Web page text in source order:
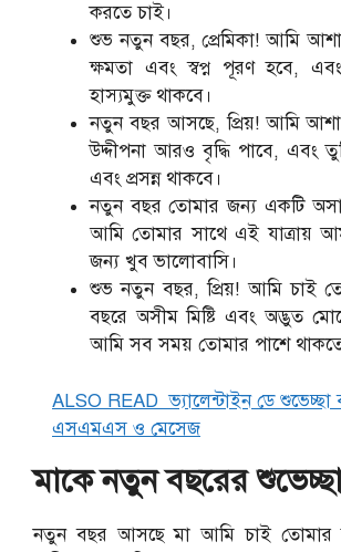
করতে চাই।
শুভ নতুন বছর, প্রেমিকা! আমি
ক্ষমতা এবং স্বপ্ন পূরণ হবে,
হাস্যমুক্ত থাকবে।
নতুন বছর আসছে, প্রিয়! আমি
উদ্দীপনা আরও বৃদ্ধি পাবে, এবং
এবং প্রসন্ন থাকবে।
নতুন বছর তোমার জন্য একটি
আমি তোমার সাথে এই যাত্রায়
জন্য খুব ভালোবাসি।
শুভ নতুন বছর, প্রিয়! আমি চাই
বছরে অসীম মিষ্টি এবং অদ্ভুত
আমি সব সময় তোমার পাশে থাকতে
ALSO READ ভ্যালেন্টাইন ডে শুভেচ্ছা
এসএমএস ও মেসেজ
মাকে নতুন বছরের
নতুন বছর আসছে মা আমি চাই তোমার